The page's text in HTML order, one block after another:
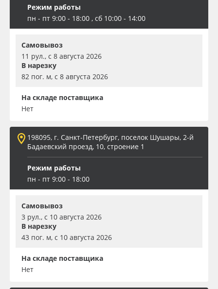
Баннер
Заготовки для сувениров
Режим работы
пн - пт 9:00 - 18:00 , сб 10:00 - 14:00
Самовывоз
11 рул., с 8 августа 2026
В нарезку
82 пог. м, с 8 августа 2026
На складе поставщика
Нет
198095, г. Санкт-Петербург, поселок Шушары, 2-й
Бадаевский проезд, 10, строение 1
Режим работы
пн - пт 9:00 - 18:00
Самовывоз
3 рул., с 10 августа 2026
В нарезку
43 пог. м, с 10 августа 2026
На складе поставщика
Нет